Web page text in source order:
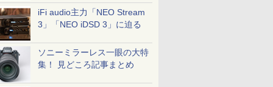
一気に聴く
iFi audio主力「NEO Stream
3」「NEO iDSD 3」に迫る
ソニーミラーレス一眼の大特
集！ 見どころ記事まとめ